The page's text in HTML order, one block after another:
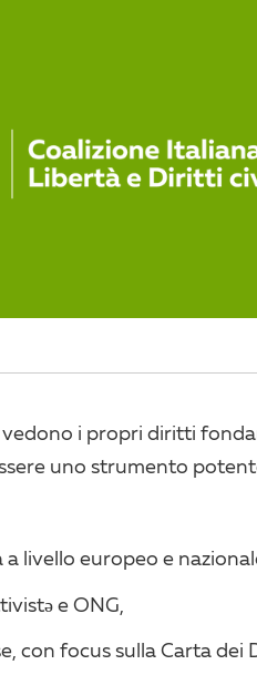
i propri diritti
uno strumento
livello europeo e
e ONG,
con focus sulla Carta dei